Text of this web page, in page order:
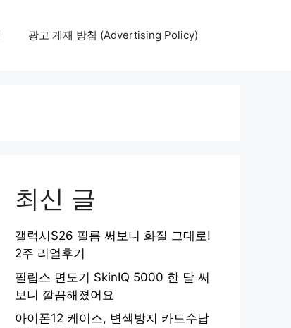
광고 게재 방침 (Advertising Policy)
최신 글
갤럭시S26 필름 써보니 화질 그대로!
2주 리얼후기
필립스 면도기 SkinIQ 5000 한 달 써
보니 깔끔해졌어요
아이폰12 케이스, 변색방지 카드수납